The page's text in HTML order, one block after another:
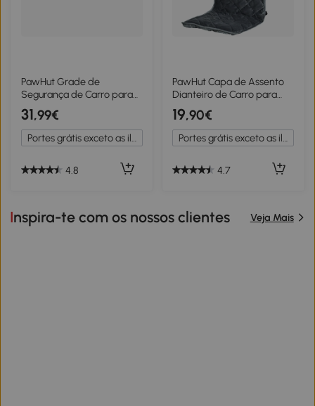
PawHut Grade de
Segurança de Carro para
Cães Extensível Universal
Grade de Segurança para
Cães com Largura Ajustável
91-152x30cm Preto
31,99€
Portes grátis exceto as ilhas
4.8
PawHut Capa de Assento
Dianteiro de Carro para
Cães Protetor
Antiderrapante com
Fixação e Correia
Envolvente para
105x46cm Cinza
19,90€
Portes grátis exceto as ilhas
4.7
Inspira-te com os nossos clientes Veja Mais